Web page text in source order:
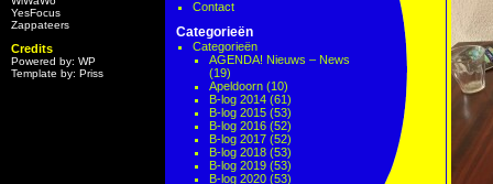
YesFocus
Zappateers
Credits
Powered by: WP
Template by: Priss
Contact
Categorieën
Categorieën
AGENDA! Nieuws – News
(19)
Apeldoorn (10)
B-log 2014 (61)
B-log 2015 (53)
B-log 2016 (52)
B-log 2017 (52)
B-log 2018 (53)
B-log 2019 (53)
B-log 2020 (53)